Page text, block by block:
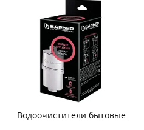
Водоочистители бытовые